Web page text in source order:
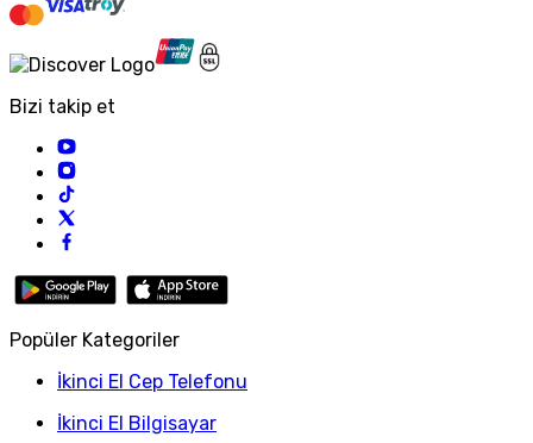
Bizi takip et
Popüler Kategoriler
İkinci El Cep Telefonu
İkinci El Bilgisayar